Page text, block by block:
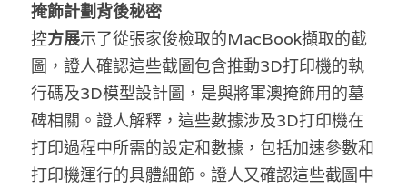
掩飾計劃背後秘密
控方展示了從張家俊檢取的MacBook擷取的截
圖，證人確認這些截圖包含推動3D打印機的執
行碼及3D模型設計圖，是與將軍澳掩飾用的墓
碑相關。證人解釋，這些數據涉及3D打印機在
打印過程中所需的設定和數據，包括加速參數和
打印機運行的具體細節。證人又確認這些截圖中